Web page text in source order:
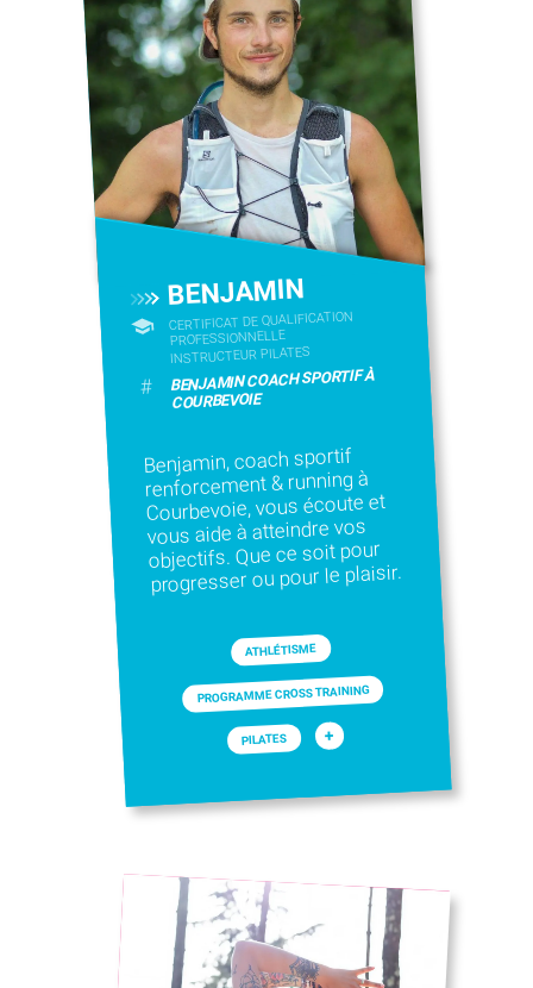
BENJAMIN
CERTIFICAT DE QUALIFICATION
PROFESSIONNELLE
INSTRUCTEUR PILATES
# BENJAMIN COACH SPORTIF À
COURBEVOIE
Benjamin, coach sportif
renforcement & running à
Courbevoie, vous écoute et
vous aide à atteindre vos
objectifs. Que ce soit pour
progresser ou pour le plaisir.
ATHLÉTISME
PROGRAMME CROSS TRAINING
PILATES +